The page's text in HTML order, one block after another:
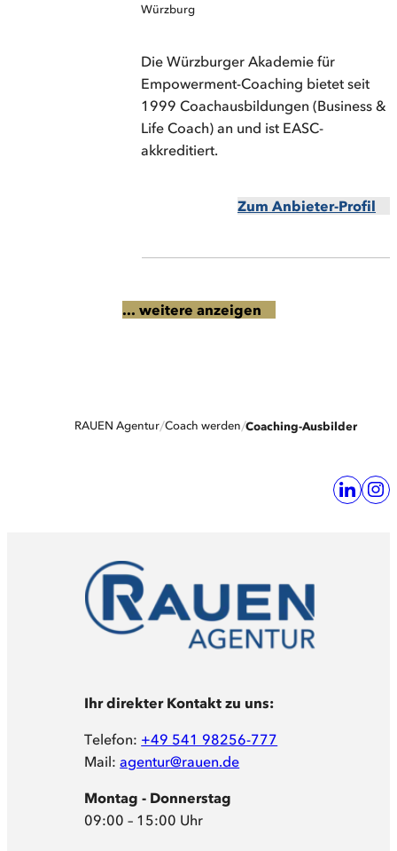
Würzburg
Die Würzburger Akademie für
Empowerment-Coaching bietet seit
1999 Coachausbildungen (Business &
Life Coach) an und ist EASC-
akkreditiert.
Zum Anbieter-Profil
... weitere anzeigen
RAUEN Agentur Coach werden Coaching-Ausbilder
Ihr direkter Kontakt zu uns:
Telefon: +49 541 98256-777
Mail:agentur@rauen.de
Montag - Donnerstag
09:00 – 15:00 Uhr